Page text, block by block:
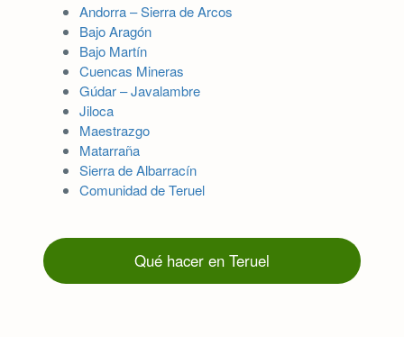
Andorra – Sierra de Arcos
Bajo Aragón
Bajo Martín
Cuencas Mineras
Gúdar – Javalambre
Jiloca
Maestrazgo
Matarraña
Sierra de Albarracín
Comunidad de Teruel
Qué hacer en Teruel